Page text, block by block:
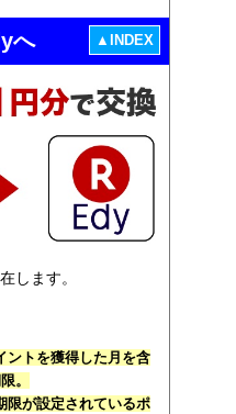
へ ▲INDEX
します。
ントを獲得した月を含
。
限が設定されているポ